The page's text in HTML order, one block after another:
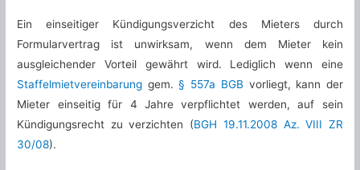
Ein einseitiger Kündigungsverzicht des Mieters durch
Formularvertrag ist unwirksam, wenn dem Mieter kein
ausgleichender Vorteil gewährt wird. Lediglich wenn eine
Staffelmietvereinbarung gem.§ 557a BGB vorliegt, kann der
Mieter einseitig für 4 Jahre verpflichtet werden, auf sein
Kündigungsrecht zu verzichten (BGH 19.11.2008 Az. VIII ZR
30/08).